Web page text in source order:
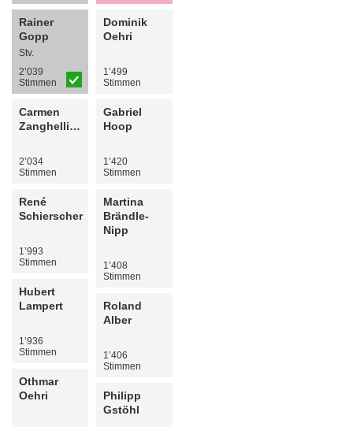
Rainer
Gopp
Stv.
2’039
Stimmen
Carmen
Zanghellini-Pfeiffer
2’034
Stimmen
René
Schierscher
1’993
Stimmen
Hubert
Lampert
1’936
Stimmen
Othmar
Oehri
Dominik
Oehri
1’499
Stimmen
Gabriel
Hoop
1’420
Stimmen
Martina
Brändle-
Nipp
1’408
Stimmen
Roland
Alber
1’406
Stimmen
Philipp
Gstöhl